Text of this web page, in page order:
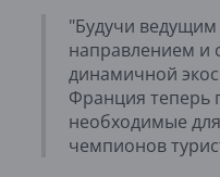
"Будучи
направлением и
динамичной
Франция теперь
необходимые
чемпионов